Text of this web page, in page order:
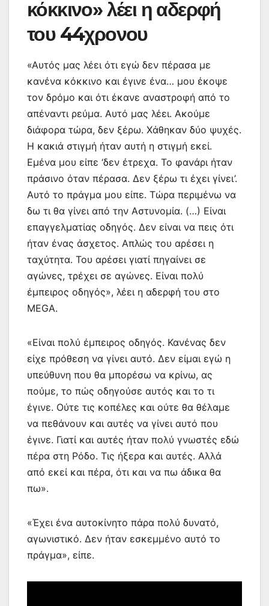
κόκκινο» λέει η αδερφή
του 44χρονου
«Αυτός μας λέει ότι εγώ δεν πέρασα με
κανένα κόκκινο και έγινε ένα… μου έκοψε
τον δρόμο και ότι έκανε αναστροφή από το
απέναντι ρεύμα. Αυτό μας λέει. Ακούμε
διάφορα τώρα, δεν ξέρω. Χάθηκαν δύο ψυχές.
Η κακιά στιγμή ήταν αυτή η στιγμή εκεί.
Εμένα μου είπε ‘δεν έτρεχα. Το φανάρι ήταν
πράσινο όταν πέρασα. Δεν ξέρω τι έχει γίνει’.
Αυτό το πράγμα μου είπε. Τώρα περιμένω να
δω τι θα γίνει από την Αστυνομία. (…) Είναι
επαγγελματίας οδηγός. Δεν είναι να πεις ότι
ήταν ένας άσχετος. Απλώς του αρέσει η
ταχύτητα. Του αρέσει γιατί πηγαίνει σε
αγώνες, τρέχει σε αγώνες. Είναι πολύ
έμπειρος οδηγός», λέει η αδερφή του στο
MEGA.
«Είναι πολύ έμπειρος οδηγός. Κανένας δεν
είχε πρόθεση να γίνει αυτό. Δεν είμαι εγώ η
υπεύθυνη που θα μπορέσω να κρίνω, ας
πούμε, το πώς οδηγούσε αυτός και το τι
έγινε. Ούτε τις κοπέλες και ούτε θα θέλαμε
να πεθάνουν και αυτές να γίνει αυτό που
έγινε. Γιατί και αυτές ήταν πολύ γνωστές εδώ
πέρα στη Ρόδο. Τις ήξερα και αυτές. Αλλά
από εκεί και πέρα, ότι και να πω άδικα θα
πω».
«Έχει ένα αυτοκίνητο πάρα πολύ δυνατό,
αγωνιστικό. Δεν ήταν εσκεμμένο αυτό το
πράγμα», είπε.